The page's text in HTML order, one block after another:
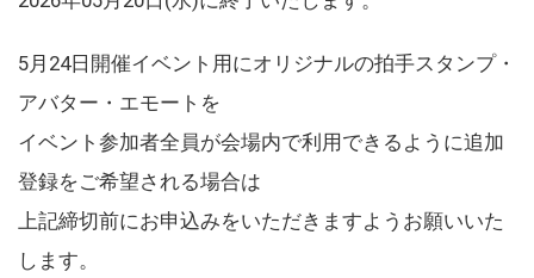
5月24日開催イベント用にオリジナルの拍手スタンプ・
アバター・エモートを
イベント参加者全員が会場内で利用できるように追加
登録をご希望される場合は
上記締切前にお申込みをいただきますようお願いいた
します。